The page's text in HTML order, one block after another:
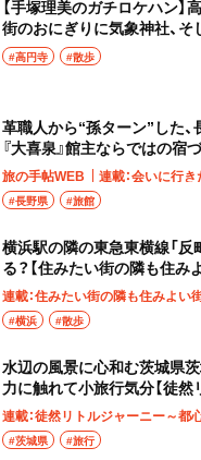
【手塚理美のガチロケハン】
街のおにぎりに気象神社、そ
タ」へ！
#高円寺 #散歩
革職人から“孫ターン”した
『大喜泉』館主ならではの宿
旅の手帖WEB 連載：会いに行
#長野県 #旅館
横浜駅の隣の東急東横線「反
る？【住みたい街の隣も住み
連載：住みたい街の隣も住みよい
#横浜 #散歩
水辺の風景に心和む茨城県
力に触れて小旅行気分【徒
ー】
#茨城県 #旅行